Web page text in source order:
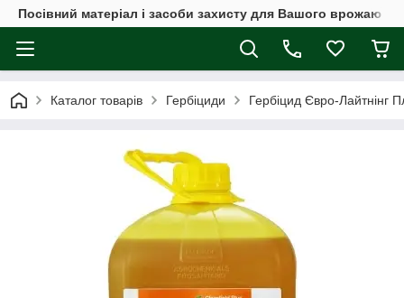
Посівний матеріал і засоби захисту для Вашого врожаю
Каталог товарів Гербіциди Гербіцид Євро-Лайтнінг